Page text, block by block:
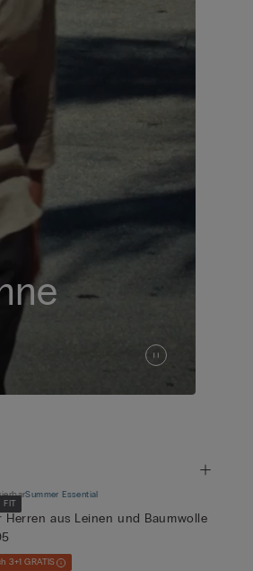
FIT
Summer Essential
Herren aus Leinen und Baumwolle
3+1 GRATIS